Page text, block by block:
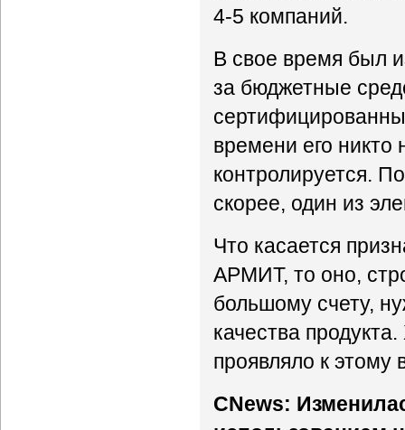
4-5 компаний.
В свое время был
за бюджетные
времени его никто
контролируется.
скорее, один из
Что касается
АРМИТ, то оно,
большому счету,
качества
проявляло к этому
CNews: